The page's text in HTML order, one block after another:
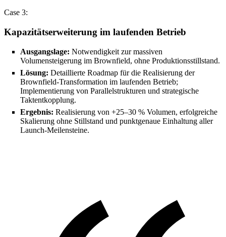
Case 3:
Kapazitätserweiterung im laufenden Betrieb
Ausgangslage: Notwendigkeit zur massiven
Volumensteigerung im Brownfield, ohne Produktionsstillstand.
Lösung: Detaillierte Roadmap für die Realisierung der
Brownfield-Transformation im laufenden Betrieb;
Implementierung von Parallelstrukturen und strategische
Taktentkopplung.
Ergebnis: Realisierung von +25–30 % Volumen, erfolgreiche
Skalierung ohne Stillstand und punktgenaue Einhaltung aller
Launch-Meilensteine.